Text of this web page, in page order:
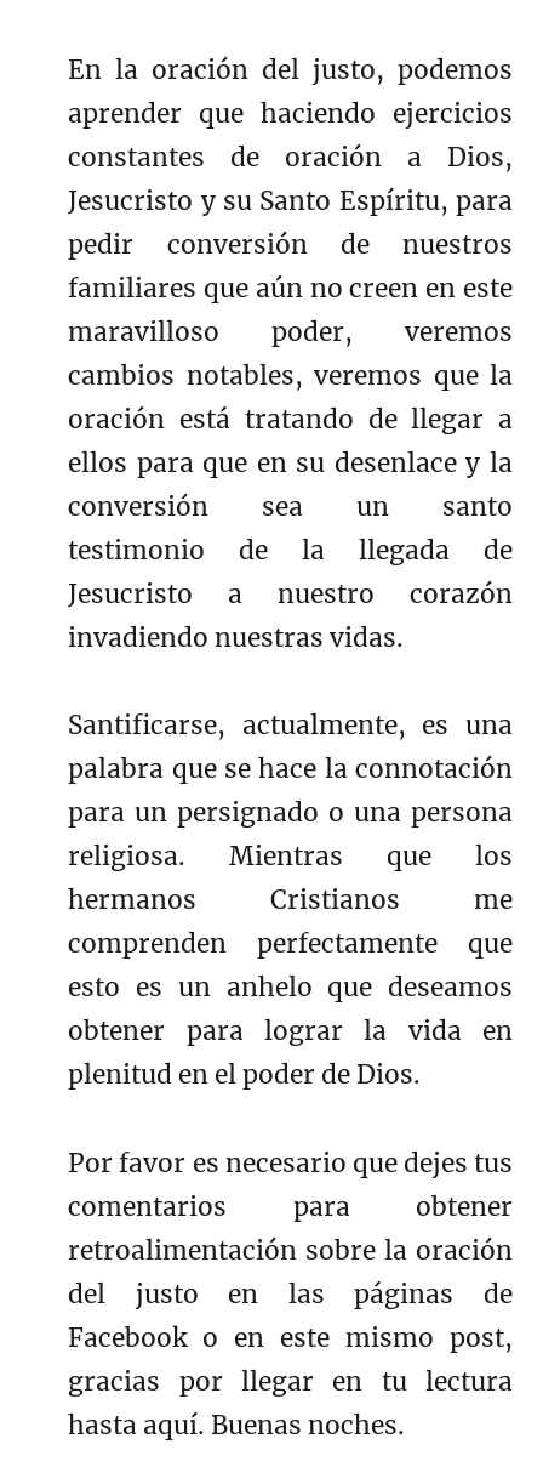
En la oración del justo, podemos
aprender que haciendo ejercicios
constantes de oración a Dios,
Jesucristo y su Santo Espíritu, para
pedir conversión de nuestros
familiares que aún no creen en este
maravilloso poder, veremos
cambios notables, veremos que la
oración está tratando de llegar a
ellos para que en su desenlace y la
conversión sea un santo
testimonio de la llegada de
Jesucristo a nuestro corazón
invadiendo nuestras vidas.
Santificarse, actualmente, es una
palabra que se hace la connotación
para un persignado o una persona
religiosa. Mientras que los
hermanos Cristianos me
comprenden perfectamente que
esto es un anhelo que deseamos
obtener para lograr la vida en
plenitud en el poder de Dios.
Por favor es necesario que dejes tus
comentarios para obtener
retroalimentación sobre la oración
del justo en las páginas de
Facebook o en este mismo post,
gracias por llegar en tu lectura
hasta aquí. Buenas noches.